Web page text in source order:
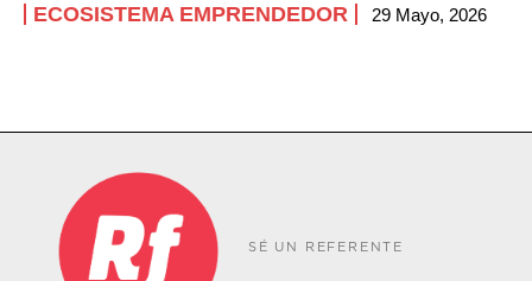
ECOSISTEMA EMPRENDEDOR 29 Mayo, 2026
SÉ UN REFERENTE